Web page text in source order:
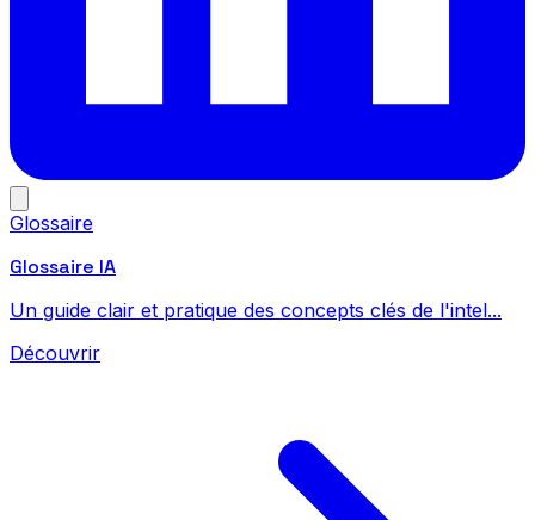
Glossaire
Glossaire IA
Un guide clair et pratique des concepts clés de l'intel...
Découvrir